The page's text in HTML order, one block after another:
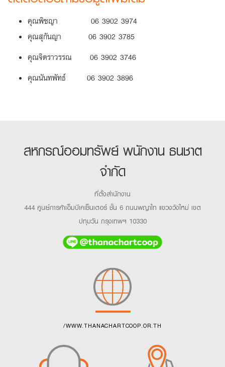
คุณพิชญา 06 3902 3974
คุณสุกันญา 06 3902 3785
คุณจิตราวรรณ 06 3902 3746
คุณนันทพัทธ์ 06 3902 3896
สหกรณ์ออมทรัพย์ พนักงาน ธนชาต
จำกัด
ที่ตั้งสำนักงาน
444 ศูนย์การค้าเอ็มบีเคเซ็นเตอร์ ชั้น 6 ถนนพญาไท แขวงวังใหม่ เขต
ปทุมวัน กรุงเทพฯ 10330
/WWW.THANACHARTCOOP.OR.TH